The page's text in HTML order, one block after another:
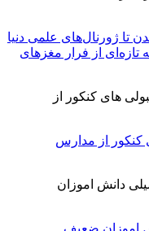
تا ژورنال‌های علمی دنیا
تازه‌ای از فرار مغزهای
کنکور از مدارس